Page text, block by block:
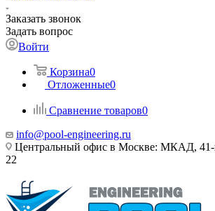
Заказать звонок
Задать вопрос
Войти
Корзина0
Отложенные0
Сравнение товаров0
info@pool-engineering.ru
Центральный офис в Москве: МКАД, 41-
22